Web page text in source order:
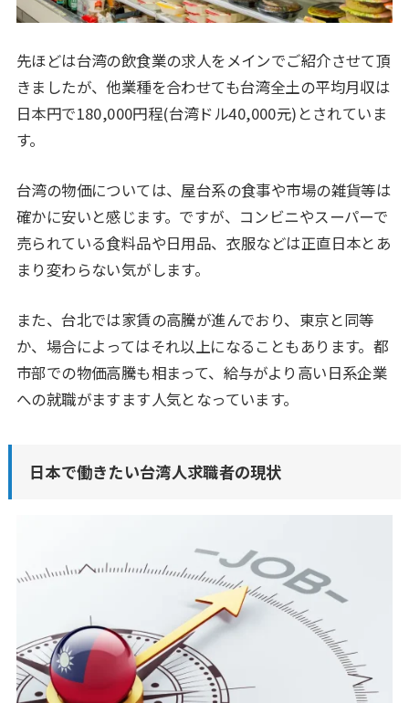
先ほどは台湾の飲食業の求人をメインでご紹介させて頂
きましたが、他業種を合わせても台湾全土の平均月収は
日本円で180,000円程(台湾ドル40,000元)とされていま
す。
台湾の物価については、屋台系の食事や市場の雑貨等は
確かに安いと感じます。ですが、コンビニやスーパーで
売られている食料品や日用品、衣服などは正直日本とあ
まり変わらない気がします。
また、台北では家賃の高騰が進んでおり、東京と同等
か、場合によってはそれ以上になることもあります。都
市部での物価高騰も相まって、給与がより高い日系企業
への就職がますます人気となっています。
日本で働きたい台湾人求職者の現状